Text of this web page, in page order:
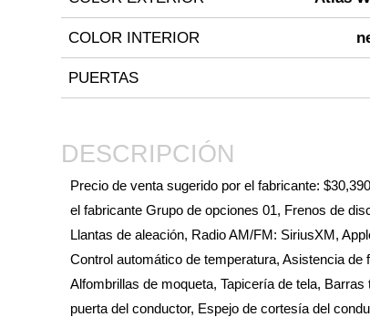
COLOR INTERIOR
PUERTAS
DESCRIPCIÓN
Precio de venta sugerido por el fabricante:
el fabricante Grupo de opciones 01, Frenos de
Llantas de aleación, Radio AM/FM: SiriusXM,
Control automático de temperatura, Asistencia
Alfombrillas de moqueta, Tapicería de tela,
puerta del conductor, Espejo de cortesía del